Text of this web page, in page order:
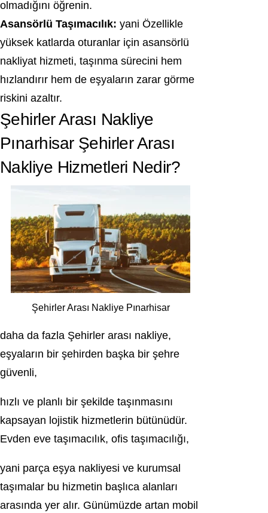
olmadığını öğrenin.
Asansörlü Taşımacılık: yani Özellikle
yüksek katlarda oturanlar için asansörlü
nakliyat hizmeti, taşınma sürecini hem
hızlandırır hem de eşyaların zarar görme
riskini azaltır.
Şehirler Arası Nakliye
Pınarhisar Şehirler Arası
Nakliye Hizmetleri Nedir?
Şehirler Arası Nakliye Pınarhisar
daha da fazla Şehirler arası nakliye,
eşyaların bir şehirden başka bir şehre
güvenli,
hızlı ve planlı bir şekilde taşınmasını
kapsayan lojistik hizmetlerin bütünüdür.
Evden eve taşımacılık, ofis taşımacılığı,
yani parça eşya nakliyesi ve kurumsal
taşımalar bu hizmetin başlıca alanları
arasında yer alır. Günümüzde artan mobil